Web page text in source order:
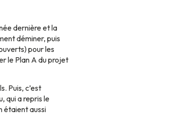
dernière et la
déminer, puis
pour les
le Plan A du projet
Puis, c’est
qui a repris le
étaient aussi